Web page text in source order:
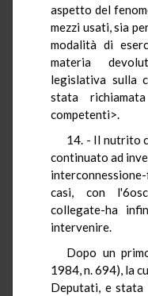
aspetto del
mezzi usati, sia
modalità di
materia
legislativa sulla
stata
competenti>.
14. - Il nutrito
continuato ad
casi, con
collegate-ha
intervenire.
Dopo un
1984, n. 694), la
Deputati, e stata